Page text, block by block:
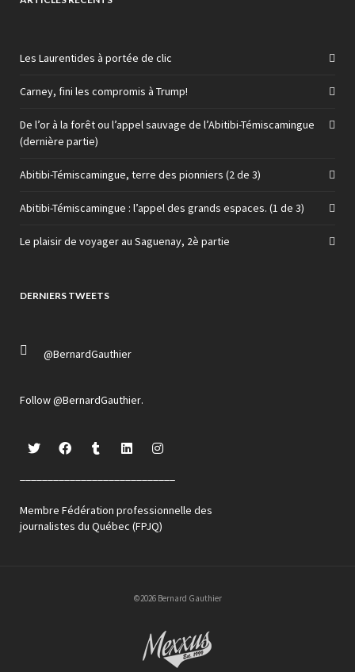
Les Laurentides à portée de clic
Carney, fini les compromis à Trump!
De l’or à la forêt ou l’appel sauvage de l’Abitibi-Témiscamingue
(dernière partie)
Abitibi-Témiscamingue, terre des pionniers (2 de 3)
Abitibi-Témiscamingue : l’appel des grands espaces. (1 de 3)
Le plaisir de voyager au Saguenay, 2è partie
DERNIERS TWEETS
@BernardGauthier
Follow@BernardGauthier.
Membre Fédération professionnelle des
journalistes du Québec (FPJQ)
©2026 Bernard Gauthier